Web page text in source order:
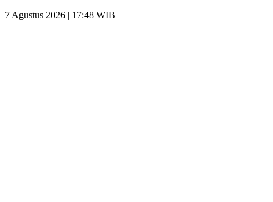
7 Agustus 2026 | 17:48 WIB